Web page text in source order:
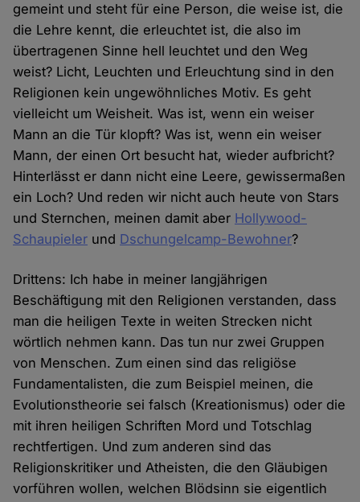
gemeint und steht für eine Person, die weise ist, die
die Lehre kennt, die erleuchtet ist, die also im
übertragenen Sinne hell leuchtet und den Weg
weist? Licht, Leuchten und Erleuchtung sind in den
Religionen kein ungewöhnliches Motiv. Es geht
vielleicht um Weisheit. Was ist, wenn ein weiser
Mann an die Tür klopft? Was ist, wenn ein weiser
Mann, der einen Ort besucht hat, wieder aufbricht?
Hinterlässt er dann nicht eine Leere, gewissermaßen
ein Loch? Und reden wir nicht auch heute von Stars
und Sternchen, meinen damit aber Hollywood-
Schaupieler und Dschungelcamp-Bewohner?
Drittens: Ich habe in meiner langjährigen
Beschäftigung mit den Religionen verstanden, dass
man die heiligen Texte in weiten Strecken nicht
wörtlich nehmen kann. Das tun nur zwei Gruppen
von Menschen. Zum einen sind das religiöse
Fundamentalisten, die zum Beispiel meinen, die
Evolutionstheorie sei falsch (Kreationismus) oder die
mit ihren heiligen Schriften Mord und Totschlag
rechtfertigen. Und zum anderen sind das
Religionskritiker und Atheisten, die den Gläubigen
vorführen wollen, welchen Blödsinn sie eigentlich